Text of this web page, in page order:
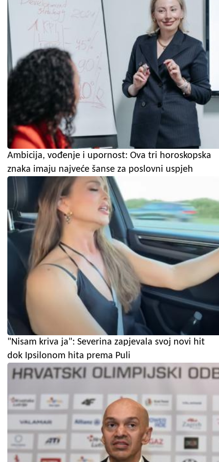
Ambicija, vođenje i upornost: Ova tri horoskopska
znaka imaju najveće šanse za poslovni uspjeh
"Nisam kriva ja": Severina zapjevala svoj novi hit
dok Ipsilonom hita prema Puli